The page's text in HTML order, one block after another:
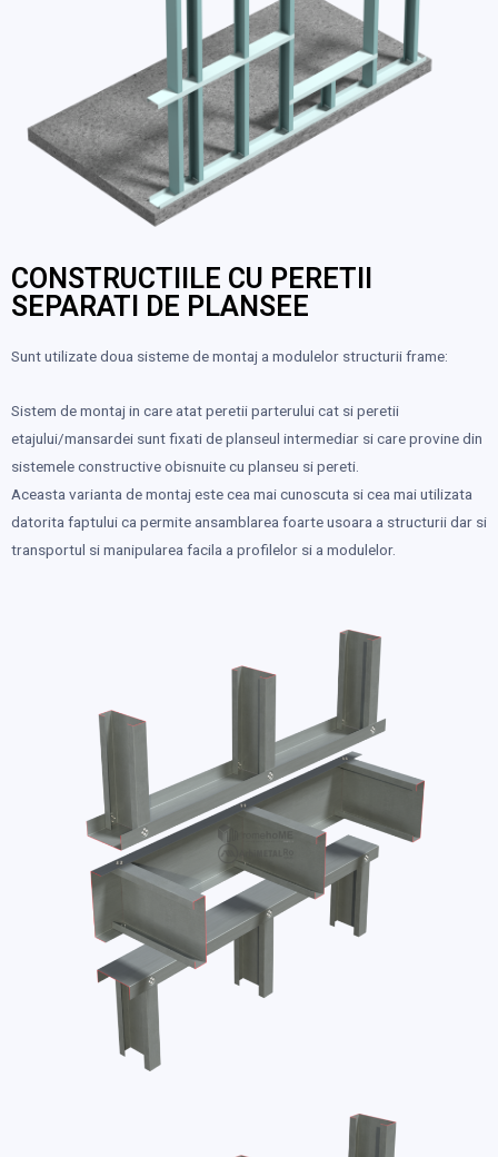
CONSTRUCTIILE CU PERETII
SEPARATI DE PLANSEE
Sunt utilizate doua sisteme de montaj a modulelor structurii frame:
Sistem de montaj in care atat peretii parterului cat si peretii
etajului/mansardei sunt fixati de planseul intermediar si care provine din
sistemele constructive obisnuite cu planseu si pereti.
Aceasta varianta de montaj este cea mai cunoscuta si cea mai utilizata
datorita faptului ca permite ansamblarea foarte usoara a structurii dar si
transportul si manipularea facila a profilelor si a modulelor.